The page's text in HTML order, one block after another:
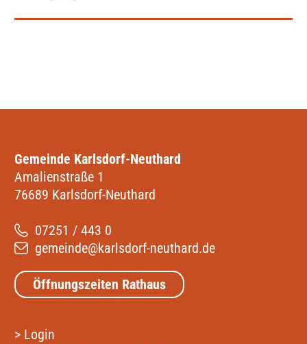
Gemeinde Karlsdorf-Neuthard
Amalienstraße 1
76689 Karlsdorf-Neuthard
07251 / 443 0
gemeinde@karlsdorf-neuthard.de
Öffnungszeiten Rathaus
> Login